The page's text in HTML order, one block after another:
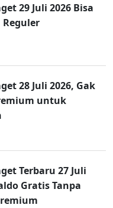
29 Juli 2026 Bisa
28 Juli 2026, Gak
untuk
Terbaru 27 Juli
Gratis Tanpa